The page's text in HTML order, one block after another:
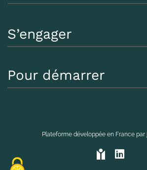
S’engager
Pour démarrer
Plateforme développée en France par